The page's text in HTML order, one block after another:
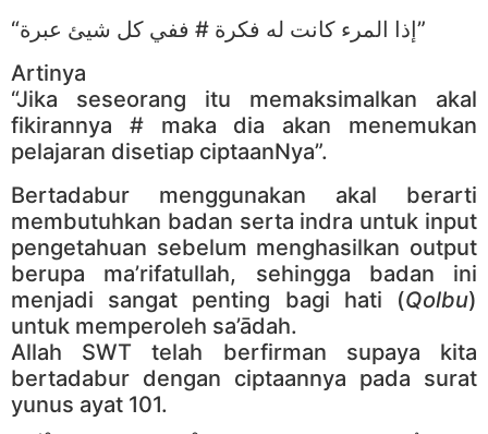
“إذا المرء كانت له فكرة # ففي كل شيئ عبرة”
Artinya
“Jika seseorang itu memaksimalkan akal
fikirannya # maka dia akan menemukan
pelajaran disetiap ciptaanNya”.
Bertadabur menggunakan akal berarti
membutuhkan badan serta indra untuk input
pengetahuan sebelum menghasilkan output
berupa ma’rifatullah, sehingga badan ini
menjadi sangat penting bagi hati (Qolbu)
untuk memperoleh sa’ādah.
Allah SWT telah berfirman supaya kita
bertadabur dengan ciptaannya pada surat
yunus ayat 101.